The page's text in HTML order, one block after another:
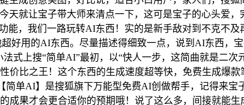
天就让宝子带大师来清点一下，这可是宝子的心头爱
，我们一路玩转AI东西！实的是新手敌对到不克不
好用的AI东西。尽量描述得细致一点，说到AI东西，
式上搜“简单AI”最初，以“快人一步，这简曲就是二
价比之王！这个东西的生成速度超等快，免费生成爆
简单AI】是搜狐旗下万能型免费AI创做帮手，记得来
果才会更合适你的预期哦！说了这么多，间接就能